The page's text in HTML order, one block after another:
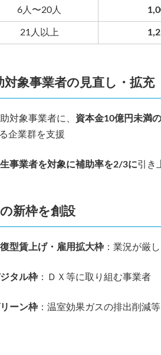
6人〜20人
21人以上
対象事業者の見直し・拡充
対象事業者に、 資本金10億円未満
企業群を支援
事業者を対象に補助率を2/3に引き
新枠を創設
復型賃上げ・雇用拡大枠：業況が厳
タル枠：ＤＸ等に取り組む事業者
ーン枠：温室効果ガスの排出削減